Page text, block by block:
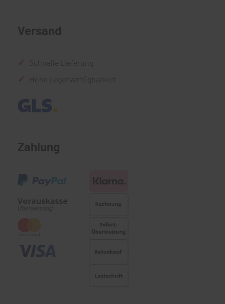
Versand
Schnelle Lieferung
Hohe Lagerverfügbarkeit
Zahlung